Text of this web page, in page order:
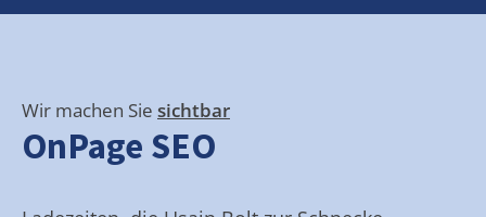
Wir machen Sie sichtbar
OnPage SEO